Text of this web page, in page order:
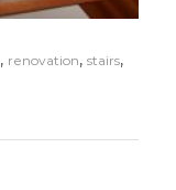
, renovation,stairs,